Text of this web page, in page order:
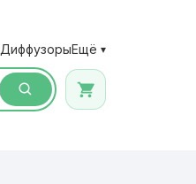
ДиффузорыЕщё ▾